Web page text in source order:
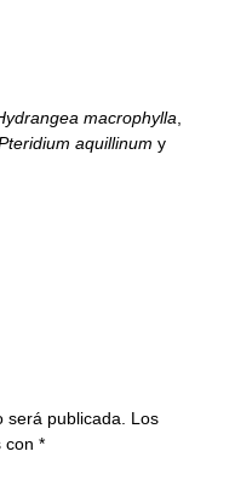
macrophylla,
aquillinum y
publicada.
Los
con *